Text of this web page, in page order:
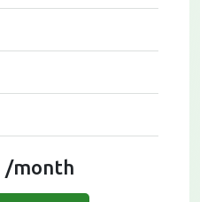
/month